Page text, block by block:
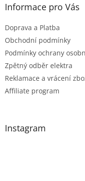
Informace pro Vás
Doprava a Platba
Obchodní podmínky
Podmínky ochrany
Zpětný odběr elektra
Reklamace a vrácení
Affiliate program
Instagram